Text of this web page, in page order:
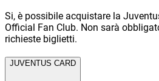
Si, è possibile acquistare la
Official Fan Club. Non sarà
richieste biglietti.
JUVENTUS CARD